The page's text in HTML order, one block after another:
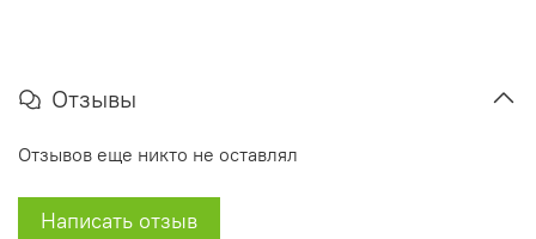
Отзывы
Отзывов еще никто не оставлял
Написать отзыв